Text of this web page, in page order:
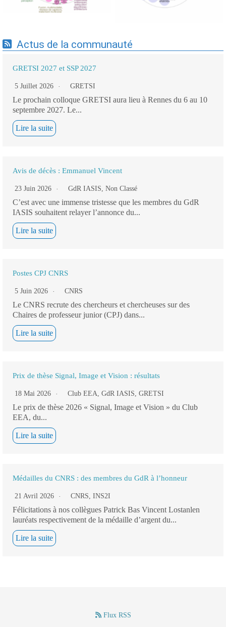
Actus de la communauté
GRETSI 2027 et SSP 2027
5 Juillet 2026 GRETSI
Le prochain colloque GRETSI aura lieu à Rennes du 6 au 10
septembre 2027. Le...
Lire la suite
Avis de décès : Emmanuel Vincent
23 Juin 2026 GdR IASIS, Non Classé
C’est avec une immense tristesse que les membres du GdR
IASIS souhaitent relayer l’annonce du...
Lire la suite
Postes CPJ CNRS
5 Juin 2026 CNRS
Le CNRS recrute des chercheurs et chercheuses sur des
Chaires de professeur junior (CPJ) dans...
Lire la suite
Prix de thèse Signal, Image et Vision : résultats
18 Mai 2026 Club EEA, GdR IASIS, GRETSI
Le prix de thèse 2026 « Signal, Image et Vision » du Club
EEA, du...
Lire la suite
Médailles du CNRS : des membres du GdR à l’honneur
21 Avril 2026 CNRS, INS2I
Félicitations à nos collègues Patrick Bas Vincent Lostanlen
lauréats respectivement de la médaille d’argent du...
Lire la suite
Flux RSS